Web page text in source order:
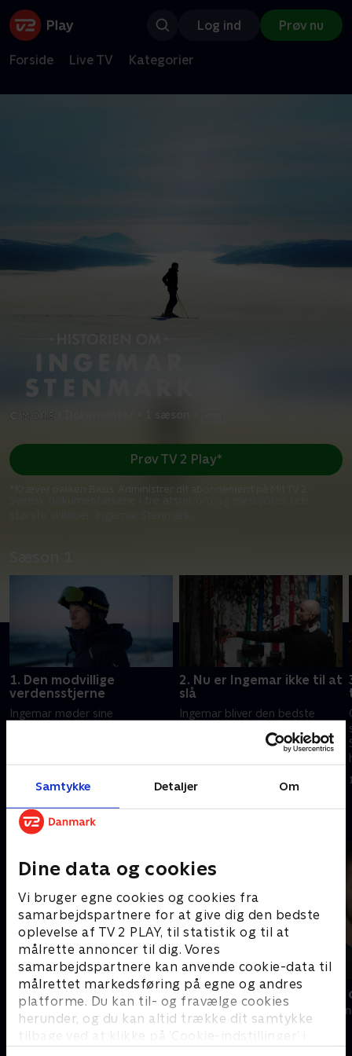
Samtykke Detaljer Om
Dine data og cookies
Vi bruger egne cookies og cookies fra
samarbejdspartnere for at give dig den bedste
oplevelse af TV 2 PLAY, til statistik og til at
målrette annoncer til dig. Vores
samarbejdspartnere kan anvende cookie-data til
målrettet markedsføring på egne og andres
platforme. Du kan til- og fravælge cookies
herunder, og du kan altid trække dit samtykke
tilbage ved at klikke på ’Cookie-indstillinger’ i
Log ind Prøv nu
Forside Live TV Kategorier
Prøv TV 2 Play*
*Kræver pakken Basis. Administrer dit abonnement på Mit TV 2.
1. Den modvillige
verdensstjerne
Ingemar møder sine
2. Nu er Ingemar ikke til at
slå
Ingemar bliver den bedste
nysgerrige journalister og hård
Andre så også
Bergman - et år, et liv
2018 • Dokumentar • 1 t. 56 min
Sverri - den
2024 •